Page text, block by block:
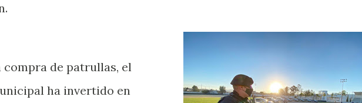
compra de patrullas, el
ha invertido en